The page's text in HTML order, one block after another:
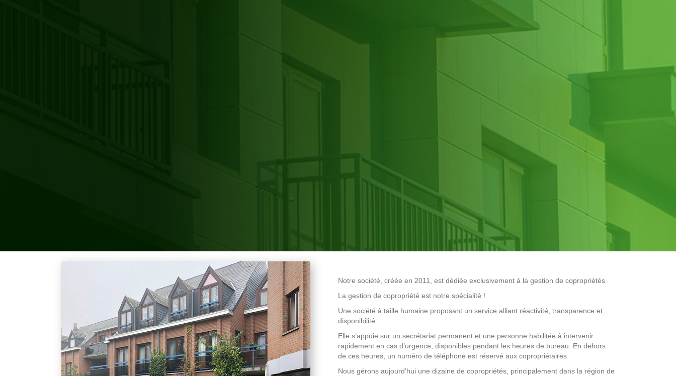
Notre société, créée en 2011, est dédiée exclusivement à la gestion de copropriétés.
La gestion de copropriété est notre spécialité !
Une société à taille humaine proposant un service alliant réactivité, transparence et
disponibilité.
Elle s’appuie sur un secrétariat permanent et une personne habilitée à intervenir
rapidement en cas d’urgence, disponibles pendant les heures de bureau. En dehors
de ces heures, un numéro de téléphone est réservé aux copropriétaires.
Nous gérons aujourd’hui une dizaine de copropriétés, principalement dans la région de